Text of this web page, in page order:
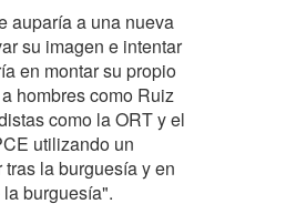
auparía a una nueva
su imagen e intentar
en montar su propio
hombres como Ruiz
como la ORT y el
utilizando un
la burguesía y en
burguesía".